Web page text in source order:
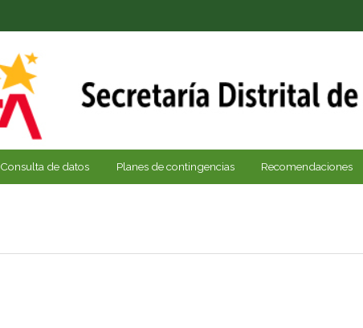
Consulta de datos Planes de contingencias Recomendaciones